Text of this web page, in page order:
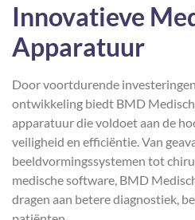
Innovatieve
Apparatuur
Door voortdurende
ontwikkeling biedt BMD
apparatuur die voldoet aan de
veiligheid en efficiëntie. Van
beeldvormingssystemen tot
medische software, BMD
dragen aan betere diagnostiek,